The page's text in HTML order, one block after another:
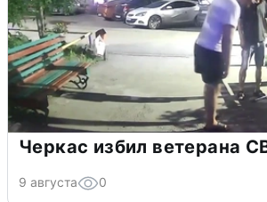
Черкас избил ветерана
9 августа 0